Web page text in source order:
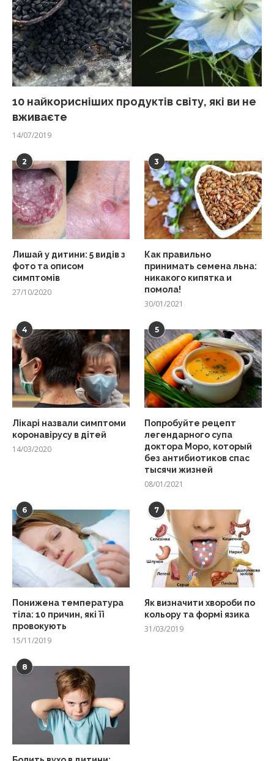
10 найкорисніших продуктів світу, які ви не
вживаєте
14/07/2019
2
Лишай у дитини: 5 видів з
фото та описом
симптомів
27/10/2020
3
Как правильно
принимать семена льна:
никакого кипятка и
помола!
30/01/2021
4
Лікарі назвали симптоми
коронавірусу в дітей
14/03/2020
5
Попробуйте рецепт
легендарного супа
доктора Моро, который
без антибиотиков спас
тысячи жизней
08/01/2021
6
Понижена температура
тіла: 10 причин, які її
провокують
15/11/2019
7
Як визначити хвороби по
кольору та формі язика
31/03/2019
8